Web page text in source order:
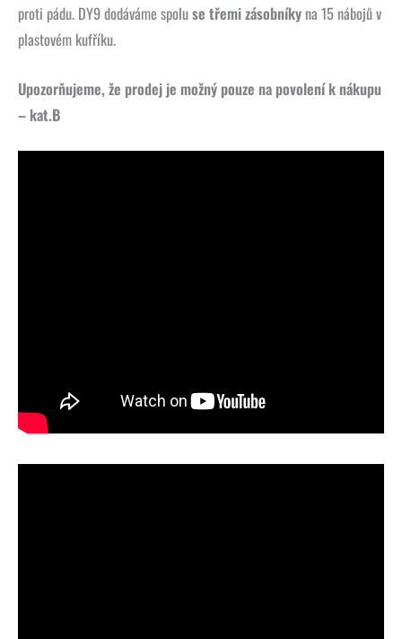
proti pádu. DY9 dodáváme spoluse třemi zásobníky na 15 nábojů v
plastovém kufříku.
Upozorňujeme, že prodej je možný pouze na povolení k nákupu
– kat.B